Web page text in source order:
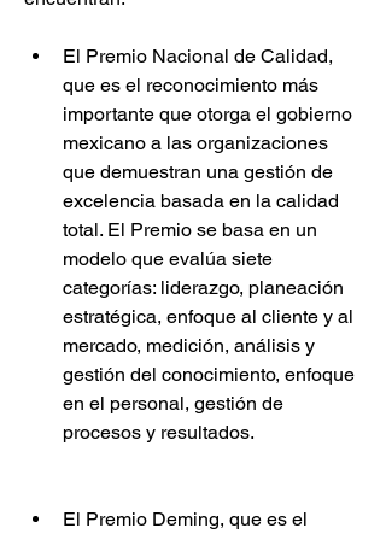
El Premio Nacional de Calidad,
que es el reconocimiento más
importante que otorga el gobierno
mexicano a las organizaciones
que demuestran una gestión de
excelencia basada en la calidad
total. El Premio se basa en un
modelo que evalúa siete
categorías: liderazgo, planeación
estratégica, enfoque al cliente y al
mercado, medición, análisis y
gestión del conocimiento, enfoque
en el personal, gestión de
procesos y resultados.
El Premio Deming, que es el